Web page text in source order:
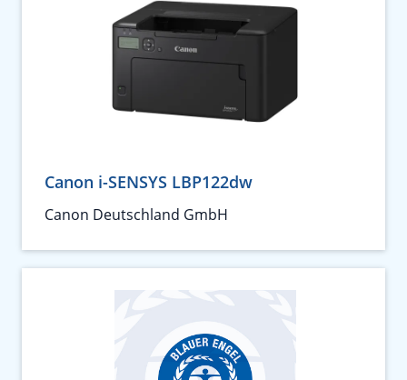
Canon i-SENSYS LBP122dw
Canon Deutschland GmbH